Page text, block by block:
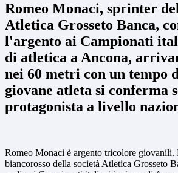
Romeo Monaci, sprinter
Atletica Grosseto Banca,
l'argento ai Campionati
di atletica a Ancona,
nei 60 metri con un tempo
giovane atleta si conferma
protagonista a livello
Romeo Monaci è argento tricolore
biancorosso della società Atletica Grosseto